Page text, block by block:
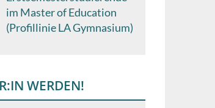
im Master of Education
(Profillinie LA Gymnasium)
WERDEN!